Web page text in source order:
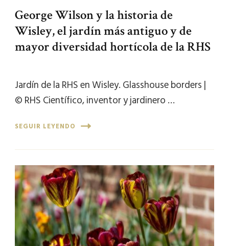
George Wilson y la historia de
Wisley, el jardín más antiguo y de
mayor diversidad hortícola de la RHS
Jardín de la RHS en Wisley. Glasshouse borders |
© RHS Científico, inventor y jardinero …
SEGUIR LEYENDO